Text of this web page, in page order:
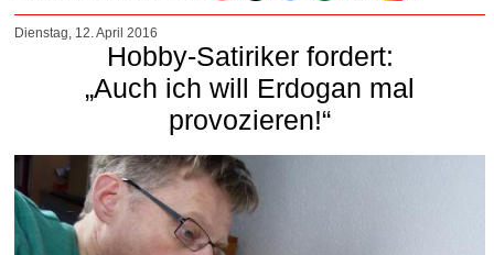
Dienstag, 12. April 2016
Hobby-Satiriker fordert:
„Auch ich will Erdogan mal
provozieren!“